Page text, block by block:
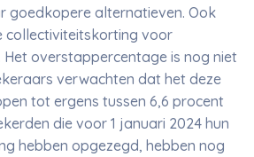
goedkopere alternatieven. Ook
collectiviteitskorting voor
Het overstappercentage is nog niet
verwachten dat het deze
tot ergens tussen 6,6 procent
die voor 1 januari 2024 hun
hebben opgezegd, hebben nog